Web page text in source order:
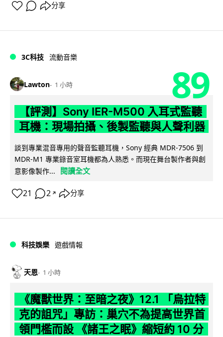
分享
3C科技 流動音樂
Lawton 1 小時 89
【評測】Sony IER-M500 入耳式監聽
耳機：現場拍攝、後製監聽與人聲利器
談到專業混音專用的聲音監聽耳機，Sony 經典 MDR-7506 到
MDR-M1 專業錄音室耳機都為人熟悉。而現在舞台製作者與創
意影像製作...
閱讀全文
21 2 ↗ 分享
科技娛樂 遊戲情報
天恩 1 小時
《魔獸世界：至暗之夜》12.1 「烏拉特
克的詛咒」專訪：巢穴不為提高世界首
領門檻而設 《諸王之眠》縮短約 10 分